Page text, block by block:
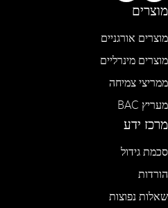
מוצרים
מוצרים אורגניים
מוצרים מינרליים
ממריצי צמיחה
מעריץ BAC
מרכז ידע
סכמת גידול
הורדות
שאלות נפוצות